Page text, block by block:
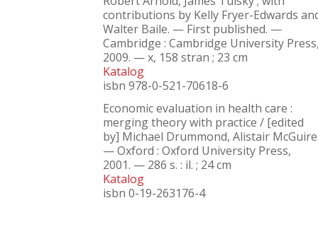
contributions by Kelly Fryer-Edwards
Walter Baile. — First published. —
Cambridge : Cambridge University
2009. — x, 158 stran ; 23 cm
Katalog
isbn 978-0-521-70618-6
Economic evaluation in health care :
merging theory with practice / [edited
by] Michael Drummond, Alistair
— Oxford : Oxford University Press,
2001. — 286 s. : il. ; 24 cm
Katalog
isbn 0-19-263176-4